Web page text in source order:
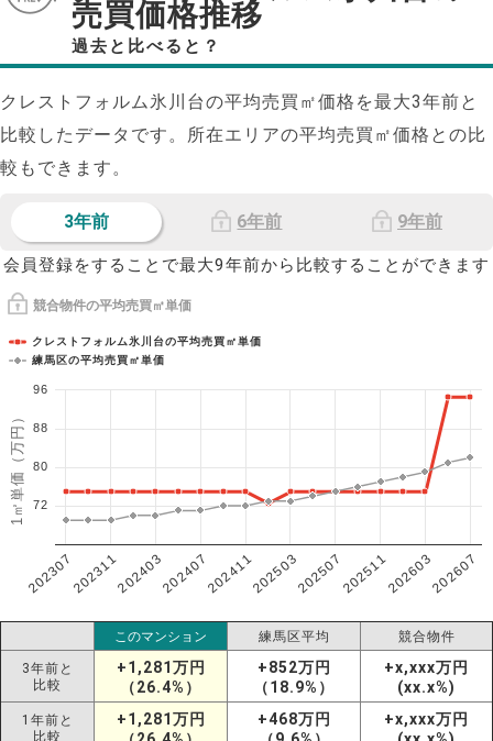
売買価格推移
過去と比べると？
クレストフォルム氷川台の平均売買㎡価格を最大3年前と
比較したデータです。所在エリアの平均売買㎡価格との比
較もできます。
3年前 6年前 9年前
会員登録をすることで最大9年前から比較することができます
競合物件の平均売買㎡単価
1㎡単価（万円）
クレストフォルム氷川台の平均売買㎡単価
練馬区の平均売買㎡単価
202307202311202403202407202411202503202507202511202603202607
72
80
88
96
このマンション 練馬区平均 競合物件
3年前と
比較
+1,281万円
（26.4%）
+852万円
（18.9%）
+x,xxx万円
(xx.x%)
1年前と
比較
+1,281万円
+468万円
+x,xxx万円